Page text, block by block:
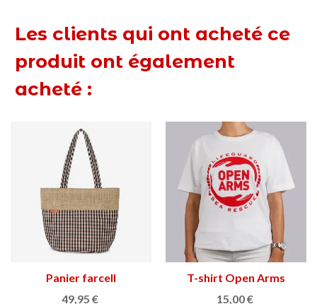
Les clients qui ont acheté ce
produit ont également
acheté :
Panier farcell
49,95 €
T-shirt Open Arms
15,00 €